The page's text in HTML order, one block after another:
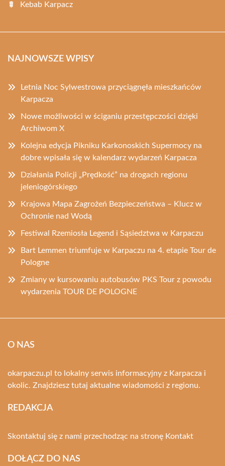
Kebab Karpacz
NAJNOWSZE WPISY
Letnia Noc Sylwestrowa przyciągnęła mieszkańców
Karpacza
Nowe możliwości w ściganiu przestępczości dzięki
Archiwom X
Kolejna edycja Pikniku Karkonoskich Supermocy na
dobre wpisała się w kalendarz wydarzeń Karpacza
Działania Policji „Prędkość” na drogach regionu
jeleniogórskiego
Krajowa Mapa Zagrożeń Bezpieczeństwa – Klucz w
Ochronie nad Wodą
Festiwal Rzemiosła Legend i Sąsiedztwa w Karpaczu
Bart Lemmen triumfuje w Karpaczu na 4. etapie Tour de
Pologne
Zmiany w kursowaniu autobusów PKS Tour z powodu
wydarzenia TOUR DE POLOGNE
O NAS
okarpaczu.pl to lokalny serwis informacyjny z Karpacza i
okolic. Znajdziesz tutaj aktualne wiadomości z regionu.
REDAKCJA
Skontaktuj się z nami przechodząc na stronę Kontakt
DOŁĄCZ DO NAS